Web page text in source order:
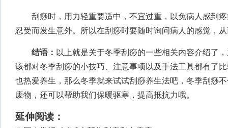
刮痧时，用力轻重要适中，不宜过重，以免病人感到疼
忍受而发生意外。所以在刮痧时要随时询问病人的感觉，
结语： 以上就是关于冬季刮痧的一些相关内容介绍了
该都对冬季刮痧的小技巧、注意事项以及手法工具都有了
也热爱养生，那么冬季就来试试刮痧养生法吧，冬季刮痧
废物，还可以帮助我们保暖驱寒，提高抵抗力哦。
延伸阅读：